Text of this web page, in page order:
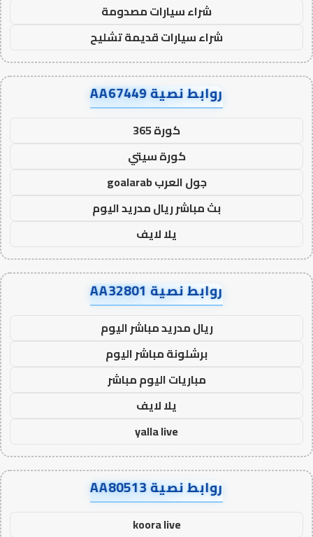
شراء سيارات مصدومة
شراء سيارات قديمة تشليح
روابط نصية AA67449
كورة 365
كورة سيتي
جول العرب goalarab
بث مباشر ريال مدريد اليوم
يلا لايف
روابط نصية AA32801
ريال مدريد مباشر اليوم
برشلونة مباشر اليوم
مباريات اليوم مباشر
يلا لايف
yalla live
روابط نصية AA80513
koora live